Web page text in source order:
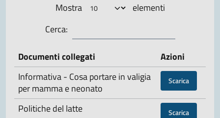
Mostra
elementi
Cerca:
Documenti collegati
Azioni
Informativa - Cosa portare in valigia
per mamma e neonato
Scarica
Politiche del latte Scarica